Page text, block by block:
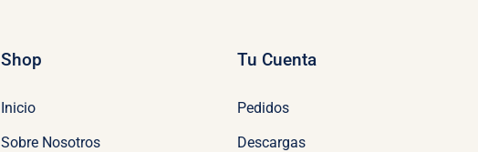
Shop
Inicio
Sobre Nosotros
Tu Cuenta
Pedidos
Descargas